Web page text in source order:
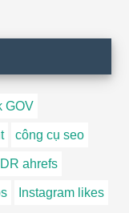
GOV
công cụ seo
DR ahrefs
Instagram likes